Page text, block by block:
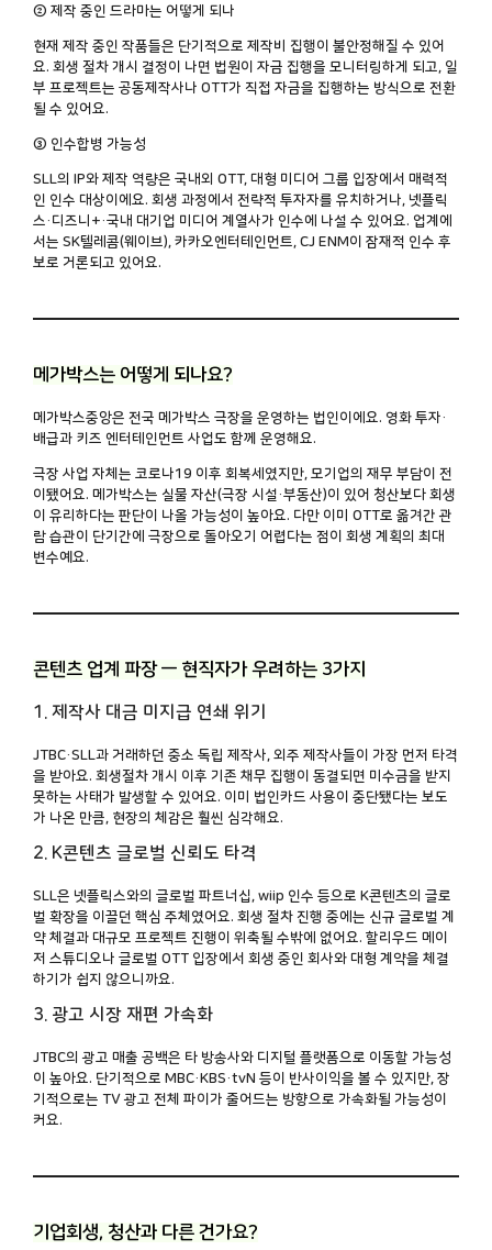
② 제작 중인 드라마는 어떻게 되나
현재 제작 중인 작품들은 단기적으로 제작비 집행이 불안정해질 수 있어
요. 회생 절차 개시 결정이 나면 법원이 자금 집행을 모니터링하게 되고, 일
부 프로젝트는 공동제작사나 OTT가 직접 자금을 집행하는 방식으로 전환
될 수 있어요.
③ 인수합병 가능성
SLL의 IP와 제작 역량은 국내외 OTT, 대형 미디어 그룹 입장에서 매력적
인 인수 대상이에요. 회생 과정에서 전략적 투자자를 유치하거나, 넷플릭
스·디즈니+·국내 대기업 미디어 계열사가 인수에 나설 수 있어요. 업계에
서는 SK텔레콤(웨이브), 카카오엔터테인먼트, CJ ENM이 잠재적 인수 후
보로 거론되고 있어요.
메가박스는 어떻게 되나요?
메가박스중앙은 전국 메가박스 극장을 운영하는 법인이에요. 영화 투자·
배급과 키즈 엔터테인먼트 사업도 함께 운영해요.
극장 사업 자체는 코로나19 이후 회복세였지만, 모기업의 재무 부담이 전
이됐어요. 메가박스는 실물 자산(극장 시설·부동산)이 있어 청산보다 회생
이 유리하다는 판단이 나올 가능성이 높아요. 다만 이미 OTT로 옮겨간 관
람 습관이 단기간에 극장으로 돌아오기 어렵다는 점이 회생 계획의 최대
변수예요.
콘텐츠 업계 파장 — 현직자가 우려하는 3가지
1. 제작사 대금 미지급 연쇄 위기
JTBC·SLL과 거래하던 중소 독립 제작사, 외주 제작사들이 가장 먼저 타격
을 받아요. 회생절차 개시 이후 기존 채무 집행이 동결되면 미수금을 받지
못하는 사태가 발생할 수 있어요. 이미 법인카드 사용이 중단됐다는 보도
가 나온 만큼, 현장의 체감은 훨씬 심각해요.
2. K콘텐츠 글로벌 신뢰도 타격
SLL은 넷플릭스와의 글로벌 파트너십, wiip 인수 등으로 K콘텐츠의 글로
벌 확장을 이끌던 핵심 주체였어요. 회생 절차 진행 중에는 신규 글로벌 계
약 체결과 대규모 프로젝트 진행이 위축될 수밖에 없어요. 할리우드 메이
저 스튜디오나 글로벌 OTT 입장에서 회생 중인 회사와 대형 계약을 체결
하기가 쉽지 않으니까요.
3. 광고 시장 재편 가속화
JTBC의 광고 매출 공백은 타 방송사와 디지털 플랫폼으로 이동할 가능성
이 높아요. 단기적으로 MBC·KBS·tvN 등이 반사이익을 볼 수 있지만, 장
기적으로는 TV 광고 전체 파이가 줄어드는 방향으로 가속화될 가능성이
커요.
기업회생, 청산과 다른 건가요?